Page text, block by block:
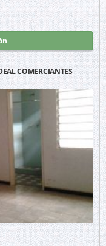
COMERCIANTES